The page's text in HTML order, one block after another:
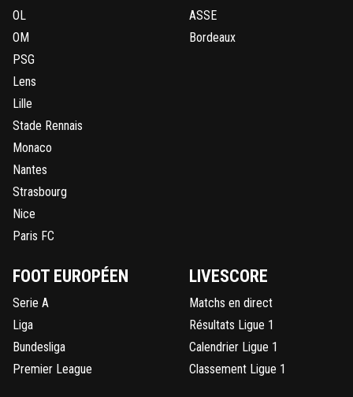
OL
OM
PSG
Lens
Lille
Stade Rennais
Monaco
Nantes
Strasbourg
Nice
Paris FC
ASSE
Bordeaux
FOOT EUROPÉEN
Serie A
Liga
Bundesliga
Premier League
LIVESCORE
Matchs en direct
Résultats Ligue 1
Calendrier Ligue 1
Classement Ligue 1